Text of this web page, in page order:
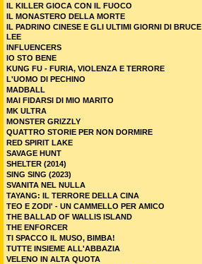
IL KILLER GIOCA CON IL FUOCO
IL MONASTERO DELLA MORTE
IL PADRINO CINESE E GLI ULTIMI GIORNI DI BRUCE
LEE
INFLUENCERS
IO STO BENE
KUNG FU - FURIA, VIOLENZA E TERRORE
L'UOMO DI PECHINO
MADBALL
MAI FIDARSI DI MIO MARITO
MK ULTRA
MONSTER GRIZZLY
QUATTRO STORIE PER NON DORMIRE
RED SPIRIT LAKE
SAVAGE HUNT
SHELTER (2014)
SING SING (2023)
SVANITA NEL NULLA
TAYANG: IL TERRORE DELLA CINA
TEO E ZODI' - UN CAMMELLO PER AMICO
THE BALLAD OF WALLIS ISLAND
THE ENFORCER
TI SPACCO IL MUSO, BIMBA!
TUTTE INSIEME ALL'ABBAZIA
VELENO IN ALTA QUOTA